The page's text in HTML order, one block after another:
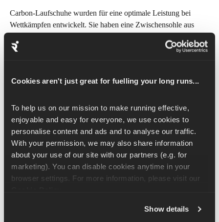
Cookies aren't just great for fuelling your long runs...
To help us on our mission to make running effective,
enjoyable and easy for everyone, we use cookies to
personalise content and ads and to analyse our traffic.
With your permission, we may also share information
about your use of our site with our partners (e.g. for
marketing). You can disable cookies anytime in your
Show details
Carbon-Laufschuhe wurden für eine optimale Leistung bei
Wettkämpfen entwickelt. Sie haben eine Zwischensohle aus
Energierückgabe und Vortrieb sorgt. Diese Schuhe werden
Minuten verbessern wollen, sowie bei Bahnrennen bis hin zu
beliebt, weil sie die Laufeffizienz erhöhen und es Athlet:innen
ermöglichen, ein höheres Tempo zu halten, sind aber aufgrund
ihrer geringen Haltbarkeit und ihres höheren Preises für das
regelmäßige Training weniger geeignet. Wenn du auf der Suche
nach einem geeigneten Paar für dich bist, schau dir unseren
Artikel Die 5 besten Carbon-Laufschuhe an.
Trailrunning-Schuhe
konzipiert. Durch ihre besonderen Eigenschaften sind diese